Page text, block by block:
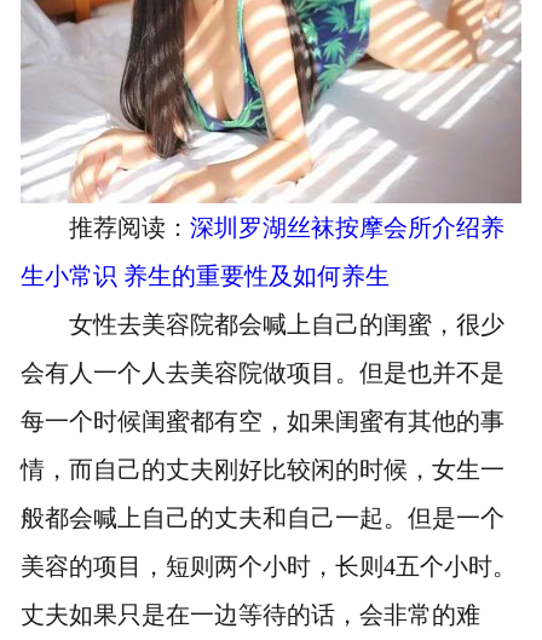
推荐阅读： 深圳罗湖丝袜按摩会所介绍养
生小常识 养生的重要性及如何养生
女性去美容院都会喊上自己的闺蜜，很少
会有人一个人去美容院做项目。但是也并不是
每一个时候闺蜜都有空，如果闺蜜有其他的事
情，而自己的丈夫刚好比较闲的时候，女生一
般都会喊上自己的丈夫和自己一起。但是一个
美容的项目，短则两个小时，长则4五个小时。
丈夫如果只是在一边等待的话，会非常的难